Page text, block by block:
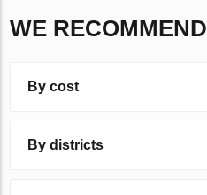
WE RECOMMEND
By cost
By districts